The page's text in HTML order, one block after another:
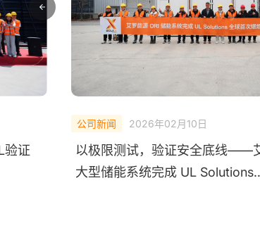
验证
公司新闻 2026年02月10日
以极限测试，验证安全底线——
大型储能系统完成 UL Solutions